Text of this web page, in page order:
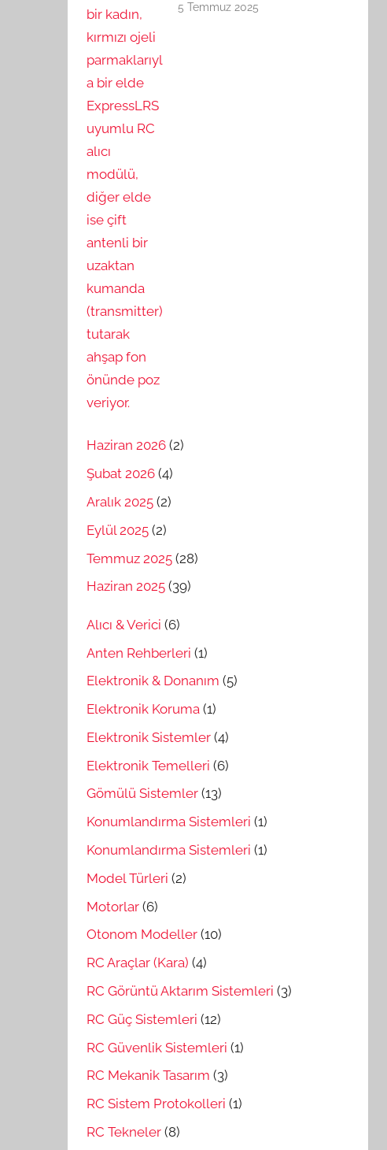
5 Temmuz 2025
Haziran 2026 (2)
Şubat 2026 (4)
Aralık 2025 (2)
Eylül 2025 (2)
Temmuz 2025 (28)
Haziran 2025 (39)
Alıcı & Verici (6)
Anten Rehberleri (1)
Elektronik & Donanım (5)
Elektronik Koruma (1)
Elektronik Sistemler (4)
Elektronik Temelleri (6)
Gömülü Sistemler (13)
Konumlandırma Sistemleri (1)
Konumlandırma Sistemleri (1)
Model Türleri (2)
Motorlar (6)
Otonom Modeller (10)
RC Araçlar (Kara) (4)
RC Görüntü Aktarım Sistemleri (3)
RC Güç Sistemleri (12)
RC Güvenlik Sistemleri (1)
RC Mekanik Tasarım (3)
RC Sistem Protokolleri (1)
RC Tekneler (8)